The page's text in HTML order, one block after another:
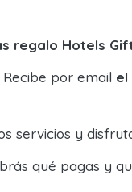
regalo Hotels
por email el
servicios y
qué pagas y